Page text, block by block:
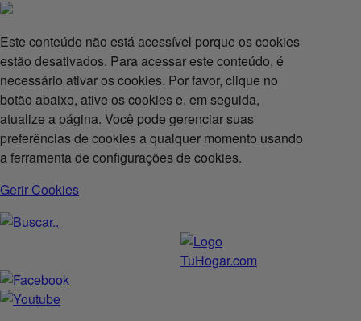
Este conteúdo não está acessível porque os cookies
estão desativados. Para acessar este conteúdo, é
necessário ativar os cookies. Por favor, clique no
botão abaixo, ative os cookies e, em seguida,
atualize a página. Você pode gerenciar suas
preferências de cookies a qualquer momento usando
a ferramenta de configurações de cookies.
Gerir Cookies